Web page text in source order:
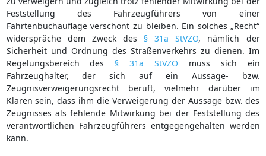
Feststellung des Fahrzeugführers von einer
Fahrtenbuchauflage verschont zu bleiben. Ein solches „Recht“
widerspräche dem Zweck des § 31a StVZO, nämlich der
Sicherheit und Ordnung des Straßenverkehrs zu dienen. Im
Regelungsbereich des § 31a StVZO muss sich ein
Fahrzeughalter, der sich auf ein Aussage- bzw.
Zeugnisverweigerungsrecht beruft, vielmehr darüber im
Klaren sein, dass ihm die Verweigerung der Aussage bzw. des
Zeugnisses als fehlende Mitwirkung bei der Feststellung des
verantwortlichen Fahrzeugführers entgegengehalten werden
kann.